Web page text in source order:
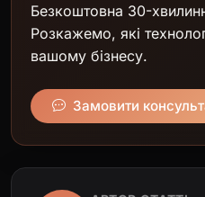
Безкоштовна 30-
Розкажемо, які
вашому бізнесу.
Замовити